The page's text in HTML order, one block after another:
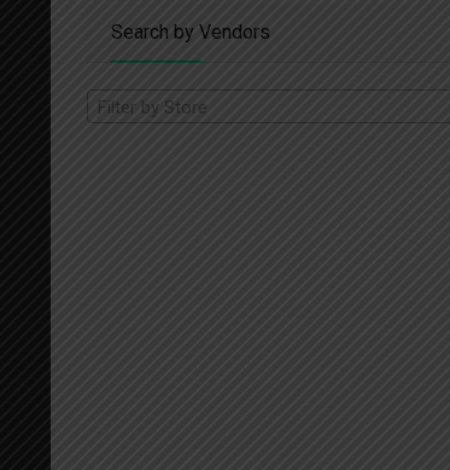
Search by Vendors
Filter by Store